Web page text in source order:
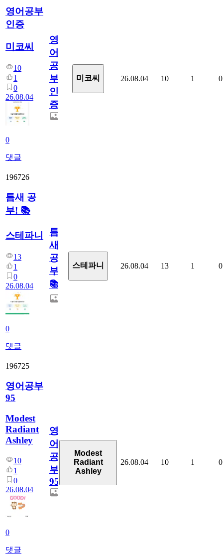
영어공부
인증
미코씨
10
1
0
26.08.04
0
댓글
영
어
공
부
인
증
미코씨 26.08.04 10 1 0
196726
틈새 공
부! 📚
스테파니
13
1
0
26.08.04
0
댓글
틈
새
공
부!
📚
스테파니 26.08.04 13 1 0
196725
영어공부
95
Modest
Radiant
Ashley
10
1
0
26.08.04
0
댓글
영
어
공
부
95
Modest
Radiant
Ashley
26.08.04 10 1 0